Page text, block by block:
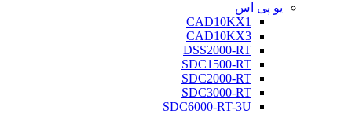
یو پی اس
CAD10KX1
CAD10KX3
DSS2000-RT
SDC1500-RT
SDC2000-RT
SDC3000-RT
SDC6000-RT-3U